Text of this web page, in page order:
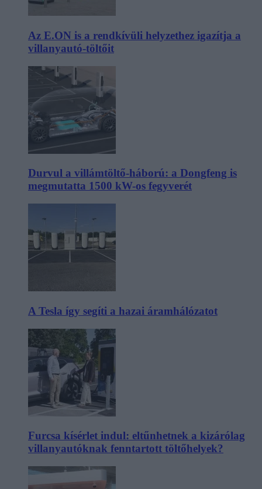
Az E.ON is a rendkívüli helyzethez igazítja a
villanyautó-töltőit
Durvul a villámtöltő-háború: a Dongfeng is
megmutatta 1500 kW-os fegyverét
A Tesla így segíti a hazai áramhálózatot
Furcsa kísérlet indul: eltűnhetnek a kizárólag
villanyautóknak fenntartott töltőhelyek?